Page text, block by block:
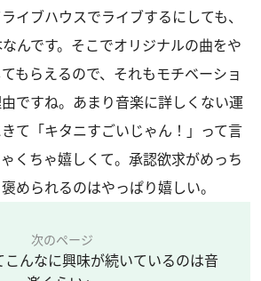
イブハウスでライブするにしても、
んです。そこでオリジナルの曲をや
もらえるので、それもモチベーショ
ですね。あまり音楽に詳しくない運
て「キタニすごいじゃん！」って言
くちゃ嬉しくて。承認欲求がめっち
められるのはやっぱり嬉しい。
次のページ
こんなに興味が続いているのは音